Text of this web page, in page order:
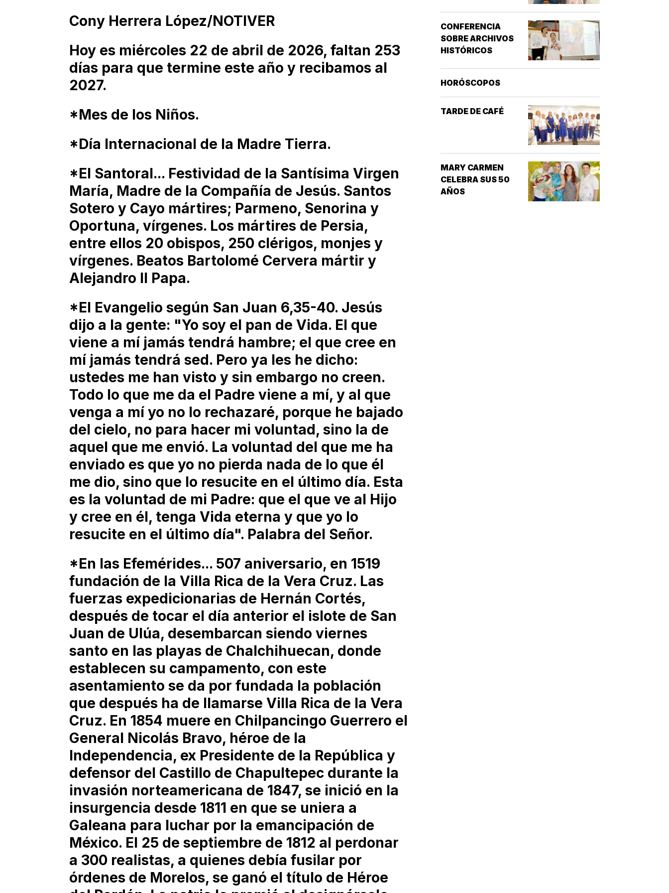
Cony Herrera López/NOTIVER
Hoy es miércoles 22 de abril de 2026, faltan 253
días para que termine este año y recibamos al
2027.
*Mes de los Niños.
*Día Internacional de la Madre Tierra.
*El Santoral... Festividad de la Santísima Virgen
María, Madre de la Compañía de Jesús. Santos
Sotero y Cayo mártires; Parmeno, Senorina y
Oportuna, vírgenes. Los mártires de Persia,
entre ellos 20 obispos, 250 clérigos, monjes y
vírgenes. Beatos Bartolomé Cervera mártir y
Alejandro II Papa.
*El Evangelio según San Juan 6,35-40. Jesús
dijo a la gente: "Yo soy el pan de Vida. El que
viene a mí jamás tendrá hambre; el que cree en
mí jamás tendrá sed. Pero ya les he dicho:
ustedes me han visto y sin embargo no creen.
Todo lo que me da el Padre viene a mí, y al que
venga a mí yo no lo rechazaré, porque he bajado
del cielo, no para hacer mi voluntad, sino la de
aquel que me envió. La voluntad del que me ha
enviado es que yo no pierda nada de lo que él
me dio, sino que lo resucite en el último día. Esta
es la voluntad de mi Padre: que el que ve al Hijo
y cree en él, tenga Vida eterna y que yo lo
resucite en el último día". Palabra del Señor.
*En las Efemérides... 507 aniversario, en 1519
fundación de la Villa Rica de la Vera Cruz. Las
fuerzas expedicionarias de Hernán Cortés,
después de tocar el día anterior el islote de San
Juan de Ulúa, desembarcan siendo viernes
santo en las playas de Chalchihuecan, donde
establecen su campamento, con este
asentamiento se da por fundada la población
que después ha de llamarse Villa Rica de la Vera
Cruz. En 1854 muere en Chilpancingo Guerrero el
General Nicolás Bravo, héroe de la
Independencia, ex Presidente de la República y
defensor del Castillo de Chapultepec durante la
invasión norteamericana de 1847, se inició en la
insurgencia desde 1811 en que se uniera a
Galeana para luchar por la emancipación de
México. El 25 de septiembre de 1812 al perdonar
a 300 realistas, a quienes debía fusilar por
órdenes de Morelos, se ganó el título de Héroe
CONFERENCIA
SOBRE ARCHIVOS
HISTÓRICOS
HORÓSCOPOS
TARDE DE CAFÉ
MARY CARMEN
CELEBRA SUS 50
AÑOS